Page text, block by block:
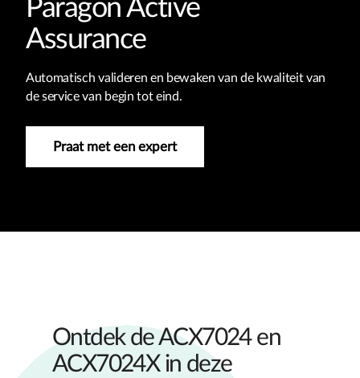
Paragon Active
Assurance
Automatisch valideren en bewaken van de kwaliteit van
de service van begin tot eind.
Praat met een expert
Ontdek de ACX7024 en
ACX7024X in deze